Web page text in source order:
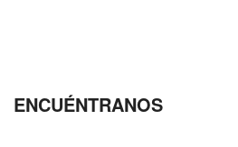
ENCUÉNTRANOS